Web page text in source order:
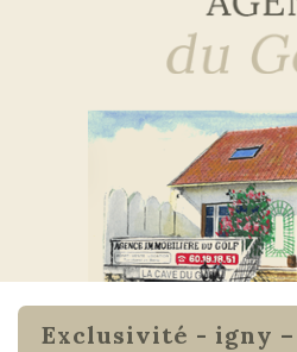
exclusivité - igny – quartier prisé